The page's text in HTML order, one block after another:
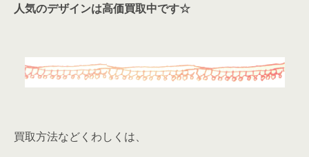
人気のデザインは高価買取中です☆
買取方法などくわしくは、